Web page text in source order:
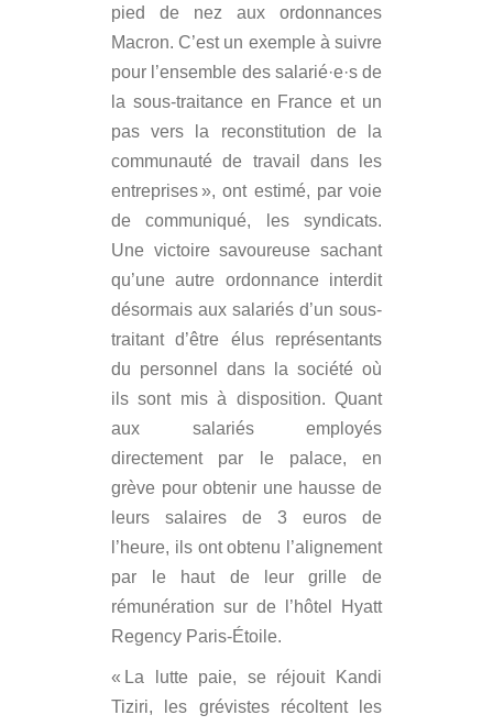
pied de nez aux ordonnances
Macron. C’est un exemple à suivre
pour l’ensemble des salarié·e·s de
la sous-traitance en France et un
pas vers la reconstitution de la
communauté de travail dans les
entreprises », ont estimé, par voie
de communiqué, les syndicats.
Une victoire savoureuse sachant
qu’une autre ordonnance interdit
désormais aux salariés d’un sous-
traitant d’être élus représentants
du personnel dans la société où
ils sont mis à disposition. Quant
aux salariés employés
directement par le palace, en
grève pour obtenir une hausse de
leurs salaires de 3 euros de
l’heure, ils ont obtenu l’alignement
par le haut de leur grille de
rémunération sur de l’hôtel Hyatt
Regency Paris-Étoile.
« La lutte paie, se réjouit Kandi
Tiziri, les grévistes récoltent les